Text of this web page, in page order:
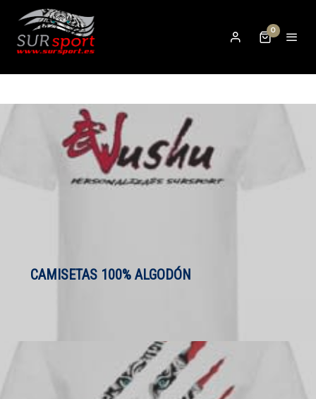
0
CAMISETAS 100% ALGODÓN